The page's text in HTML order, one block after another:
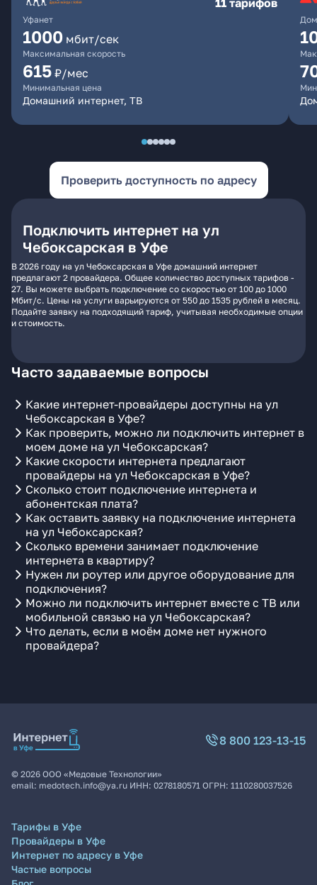
Уфанет
11 тарифов
1000 мбит/сек
Максимальная скорость
615 ₽/мес
Минимальная цена
Домашний интернет, ТВ
Проверить доступность по адресу
Подключить интернет на ул
Чебоксарская в Уфе
В 2026 году на ул Чебоксарская в Уфе домашний интернет
предлагают 2 провайдера. Общее количество доступных тарифов -
27. Вы можете выбрать подключение со скоростью от 100 до 1000
Мбит/с. Цены на услуги варьируются от 550 до 1535 рублей в месяц.
Подайте заявку на подходящий тариф, учитывая необходимые опции
и стоимость.
Часто задаваемые вопросы
Какие интернет-провайдеры доступны на ул
Чебоксарская в Уфе?
Как проверить, можно ли подключить интернет в
моем доме на ул Чебоксарская?
Какие скорости интернета предлагают
провайдеры на ул Чебоксарская в Уфе?
Сколько стоит подключение интернета и
абонентская плата?
Как оставить заявку на подключение интернета
на ул Чебоксарская?
Сколько времени занимает подключение
интернета в квартиру?
Нужен ли роутер или другое оборудование для
подключения?
Можно ли подключить интернет вместе с ТВ или
мобильной связью на ул Чебоксарская?
Что делать, если в моём доме нет нужного
провайдера?
8 800 123-13-15
© 2026 ООО «Медовые Технологии»
email: medotech.info@ya.ru ИНН: 0278180571 ОГРН: 1110280037526
Тарифы в Уфе
Провайдеры в Уфе
Интернет по адресу в Уфе
Частые вопросы